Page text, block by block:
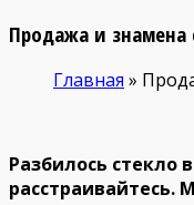
Продажа и знамена
Главная »
Разбилось